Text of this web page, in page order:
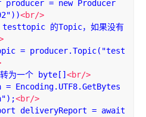
producer = new Producer
<br/>
testtopic 的Topic，如果没有
= producer.Topic("test
为一个 byte[]
<br/>
= Encoding.UTF8.GetBytes
<br/>
deliveryReport = await